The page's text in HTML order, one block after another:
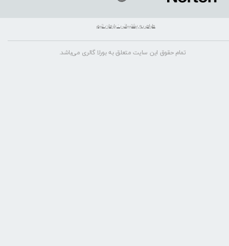
تمام حقوق این سایت متعلق به بورلا گالری می‌باشد.
طراحی و پشتیبانی : بارمان تیم